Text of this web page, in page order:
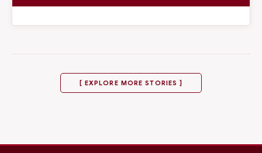
[ EXPLORE MORE STORIES ]